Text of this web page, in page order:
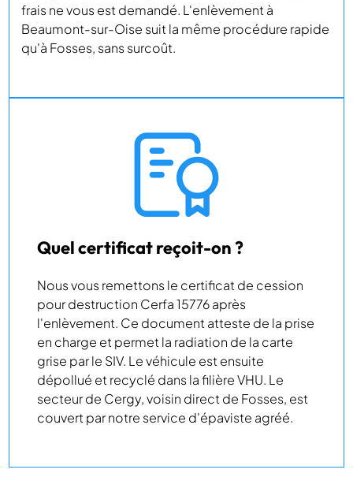
frais ne vous est demandé. L'enlèvement à
Beaumont-sur-Oise suit la même procédure rapide
qu'à Fosses, sans surcoût.
Quel certificat reçoit-on ?
Nous vous remettons le certificat de cession
pour destruction Cerfa 15776 après
l'enlèvement. Ce document atteste de la prise
en charge et permet la radiation de la carte
grise par le SIV. Le véhicule est ensuite
dépollué et recyclé dans la filière VHU. Le
secteur de Cergy, voisin direct de Fosses, est
couvert par notre service d'épaviste agréé.